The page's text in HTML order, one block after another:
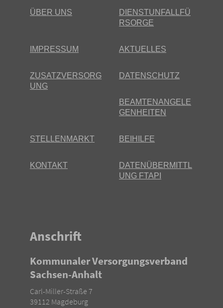
ÜBER UNS
DIENSTUNFALLFÜ
RSORGE
IMPRESSUM AKTUELLES
ZUSATZVERSORG
UNG
DATENSCHUTZ
BEAMTENANGELE
GENHEITEN
STELLENMARKT BEIHILFE
KONTAKT
DATENÜBERMITTL
UNG FTAPI
Anschrift
Kommunaler Versorgungsverband
Sachsen-Anhalt
Carl-Miller-Straße 7
39112 Magdeburg